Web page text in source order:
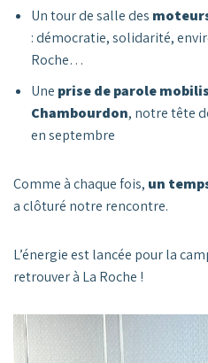
Un tour de salle des
: démocratie, solidarité,
Roche…
Une prise de parole
Chambourdon, notre tête
en septembre
Comme à chaque fois, un
a clôturé notre rencontre.
L’énergie est lancée pour la
retrouver à La Roche !